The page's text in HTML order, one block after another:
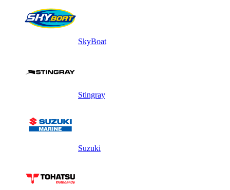
SkyBoat
Stingray
Suzuki